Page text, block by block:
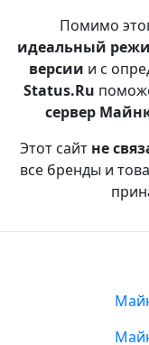
Помимо
идеальный
версии и с
Status.Ru
сервер
Этот сайт не
все бренды и